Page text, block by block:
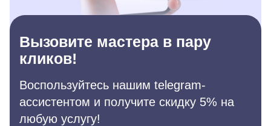
Вызовите мастера в пару
кликов!
Воспользуйтесь нашим telegram-
ассистентом и получите скидку 5% на
любую услугу!